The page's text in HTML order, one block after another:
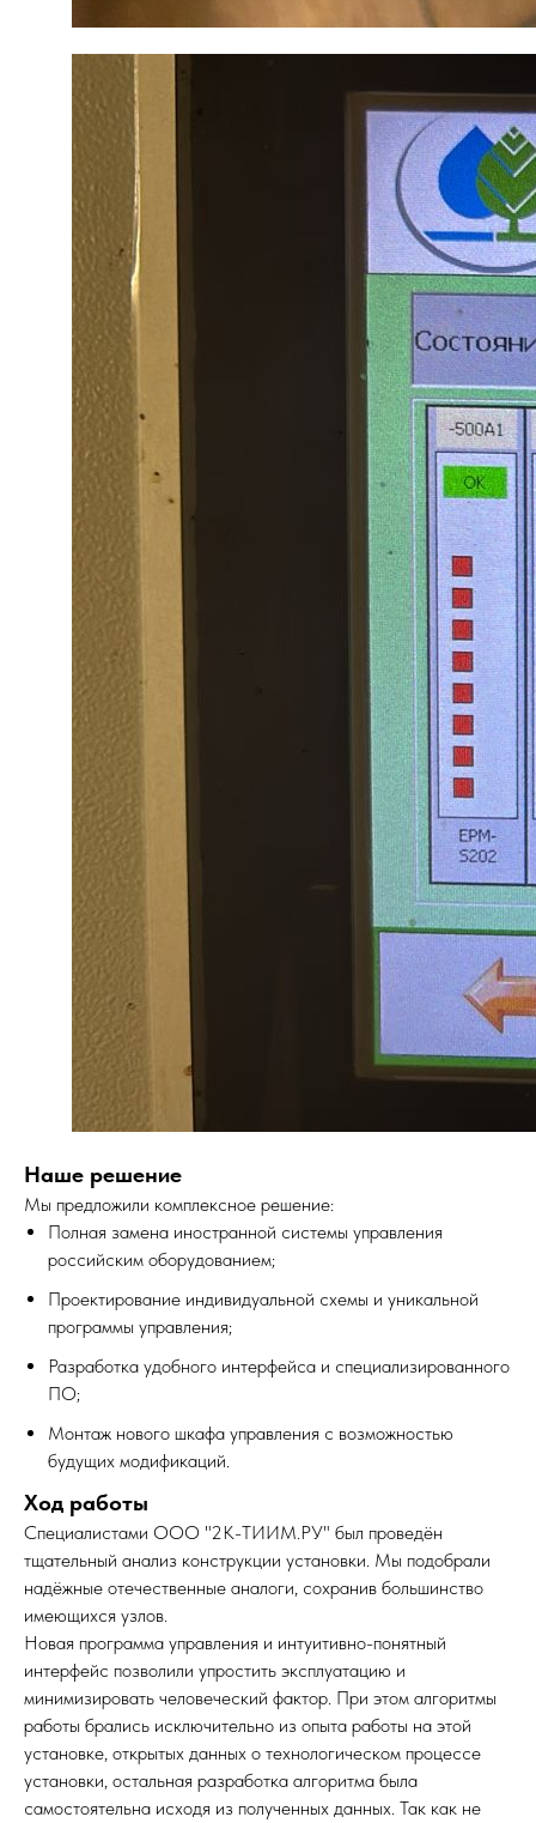
Наше решение
Мы предложили комплексное решение:
Полная замена иностранной системы управления
российским оборудованием;
Проектирование индивидуальной схемы и уникальной
программы управления;
Разработка удобного интерфейса и специализированного
ПО;
Монтаж нового шкафа управления с возможностью
будущих модификаций.
Ход работы
Специалистами ООО "2К-ТИИМ.РУ" был проведён
тщательный анализ конструкции установки. Мы подобрали
надёжные отечественные аналоги, сохранив большинство
имеющихся узлов.
Новая программа управления и интуитивно-понятный
интерфейс позволили упростить эксплуатацию и
минимизировать человеческий фактор. При этом алгоритмы
работы брались исключительно из опыта работы на этой
установке, открытых данных о технологическом процессе
установки, остальная разработка алгоритма была
самостоятельна исходя из полученных данных. Так как не